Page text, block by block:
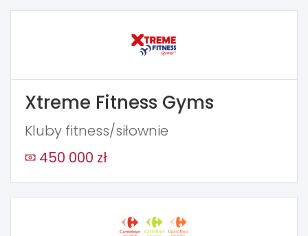
Xtreme Fitness Gyms
Kluby fitness/siłownie
450 000 zł